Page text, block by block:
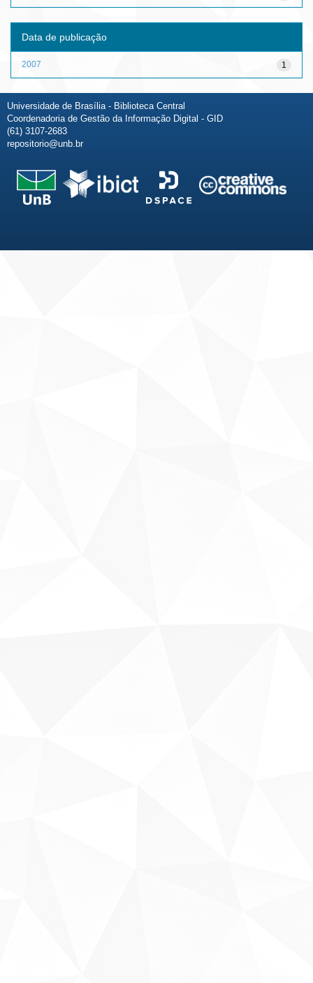
Data de publicação
1
2007
Universidade de Brasília - Biblioteca Central
Coordenadoria de Gestão da Informação Digital - GID
(61) 3107-2683
repositorio@unb.br